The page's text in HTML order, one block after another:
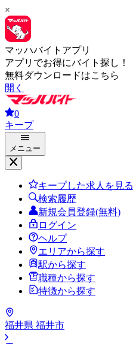
×
マッハバイトアプリ
アプリでお得にバイト探し！
無料ダウンロードはこちら
開く
0
キープ
メニュー
キープした求人を見る
検索履歴
新規会員登録(無料)
ログイン
ヘルプ
エリアから探す
駅から探す
職種から探す
特徴から探す
福井県 福井市